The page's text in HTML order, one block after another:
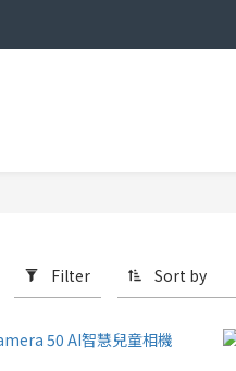
Filter Sort by